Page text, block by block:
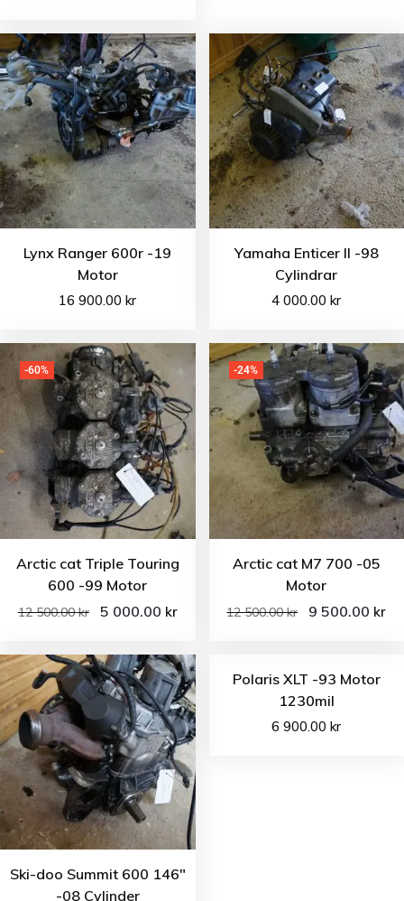
Lynx Ranger 600r -19
Motor
16 900.00kr
Yamaha Enticer II -98
Cylindrar
4 000.00kr
-60%
Arctic cat Triple Touring
600 -99 Motor
12 500.00kr 5 000.00 kr
-24%
Arctic cat M7 700 -05
Motor
12 500.00kr 9 500.00 kr
Ski-doo Summit 600 146″
-08 Cylinder
Polaris XLT -93 Motor
1230mil
6 900.00kr